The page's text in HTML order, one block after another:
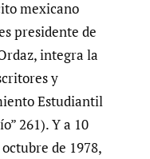
mexicano
presidente de
integra la
y
Estudiantil
261). Y a 10
de 1978,